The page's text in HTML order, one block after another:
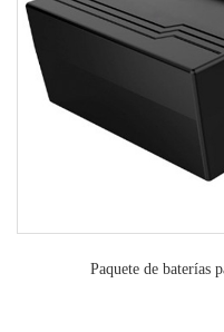
Paquete de baterías